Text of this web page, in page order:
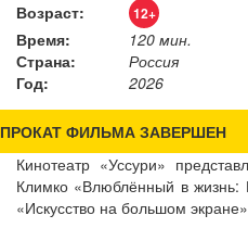
Возраст: 12+
Время:
120 мин.
Страна:
Россия
Год:
2026
ПРОКАТ ФИЛЬМА ЗАВЕРШЕН
Кинотеатр «Уссури»
Климко «Влюблённый в жизнь:
«Искусство на большом